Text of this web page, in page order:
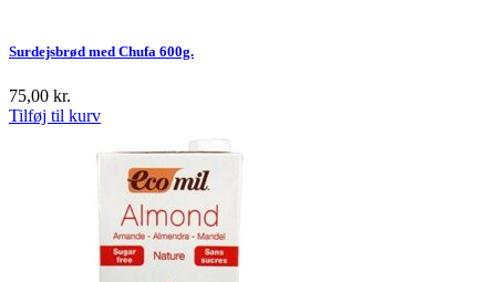
Surdejsbrød med Chufa 600g.
75,00 kr.
Tilføj til kurv